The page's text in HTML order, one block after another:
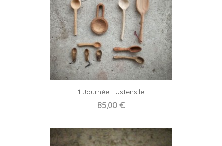
1 Journée - Ustensile
Prix
85,00 €